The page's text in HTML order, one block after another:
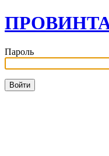
Пароль